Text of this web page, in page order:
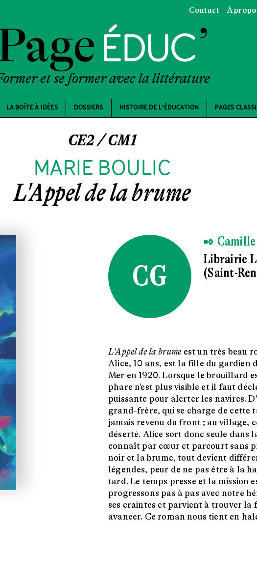
et se former avec la littérature
Contact À
LA BOÎTE À IDÉES DOSSIERS HISTOIRE DE L'ÉDUCATION PAGES
CE2 / CM1
MARIE BOULIC
L'Appel de la brume
CG
✒ Camille
Librairie
(Saint-
L'Appel de la brumeest un très beau
Alice, 10 ans, est la fille du gardien
Mer en 1920. Lorsque le brouillard
phare n'est plus visible et il faut
puissante pour alerter les navires.
grand-frère, qui se charge de cette
jamais revenu du front ; au village,
déserté. Alice sort donc seule dans
connaît par cœur et parcourt sans
noir et la brume, tout devient
légendes, peur de ne pas être à la
tard. Le temps presse et la mission
progressons pas à pas avec notre
ses craintes et parvient à trouver la
avancer. Ce roman nous tient en